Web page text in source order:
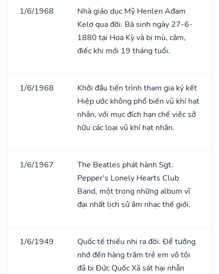
1/6/1968
Nhà giáo dục Mỹ Henlen Ađam
Kelơ qua đời. Bà sinh ngày 27-6-
1880 tại Hoa Kỳ và bị mù, câm,
điếc khi mới 19 tháng tuổi.
1/6/1968
Khởi đầu tiến trình tham gia ký kết
Hiệp ước không phổ biến vũ khí hạt
nhân, với mục đích hạn chế việc sở
hữu các loại vũ khí hạt nhân.
1/6/1967
The Beatles phát hành Sgt.
Pepper's Lonely Hearts Club
Band, một trong những album vĩ
đại nhất lịch sử âm nhạc thế giới.
1/6/1949
Quốc tế thiếu nhi ra đời. Để tưởng
nhớ đến hàng trăm trẻ em vô tội
đã bị Đức Quốc Xã sát hại nhẫn